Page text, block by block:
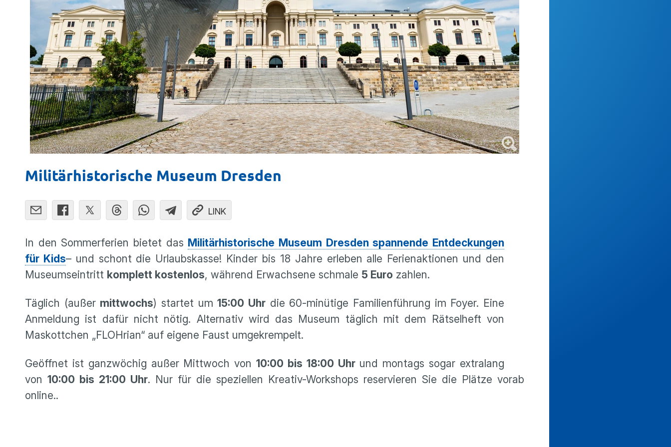
Militärhistorische Museum Dresden
LINK
In den Sommerferien bietet das Militärhistorische Museum Dresden spannende Entdeckungen
für Kids– und schont die Urlaubskasse! Kinder bis 18 Jahre erleben alle Ferienaktionen und den
Museumseintritt komplett kostenlos, während Erwachsene schmale 5 Euro zahlen.
Täglich (außer mittwochs) startet um15:00 Uhr die 60-minütige Familienführung im Foyer. Eine
Anmeldung ist dafür nicht nötig. Alternativ wird das Museum täglich mit dem Rätselheft von
Maskottchen „FLOHrian“ auf eigene Faust umgekrempelt.
Geöffnet ist ganzwöchig außer Mittwoch von10:00 bis 18:00 Uhrund montags sogar extralang
von 10:00 bis 21:00 Uhr. Nur für die speziellen Kreativ-Workshops reservieren Sie die Plätze vorab
online..